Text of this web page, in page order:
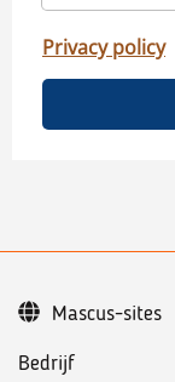
Privacy policy
Bedrijf
Mascus-sites